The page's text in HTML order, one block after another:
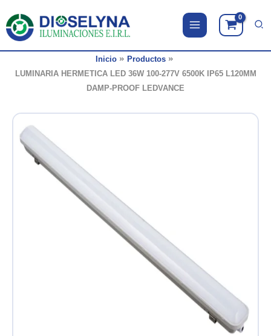
contenido
Inicio
Productos
LUMINARIA HERMETICA LED 36W 100-277V 6500K IP65 L120MM
DAMP-PROOF LEDVANCE